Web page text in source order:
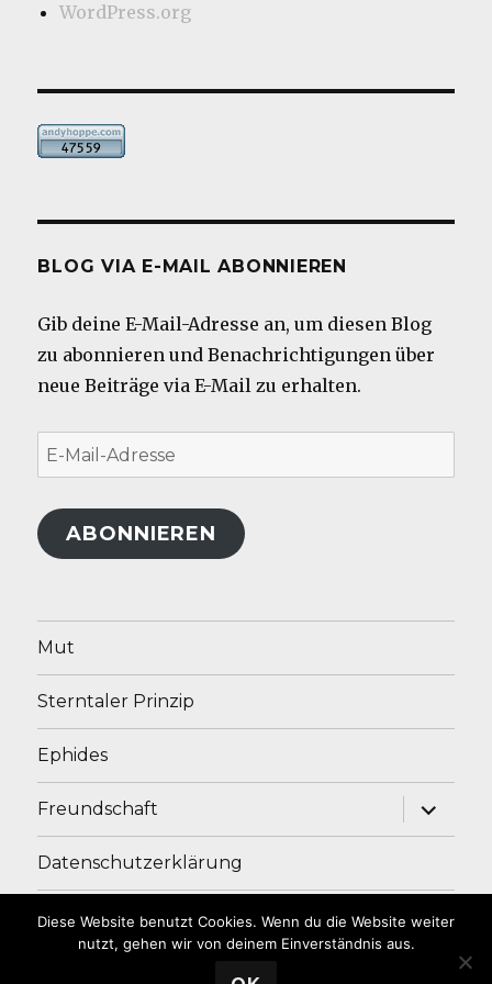
WordPress.org
BLOG VIA E-MAIL ABONNIEREN
Gib deine E-Mail-Adresse an, um diesen Blog
zu abonnieren und Benachrichtigungen über
neue Beiträge via E-Mail zu erhalten.
E-
Mail-
Adresse
ABONNIEREN
Mut
Sterntaler Prinzip
Ephides
Freundschaft
Datenschutzerklärung
Impressum
Diese Website benutzt Cookies. Wenn du die Website weiter
nutzt, gehen wir von deinem Einverständnis aus.